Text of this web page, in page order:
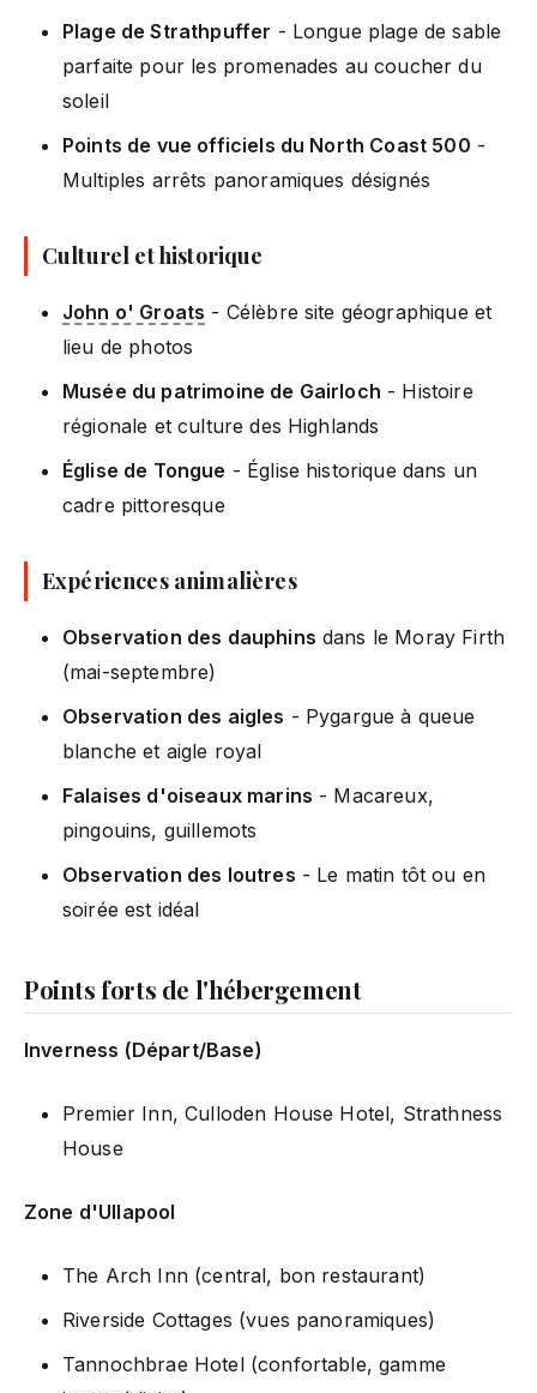
Plage de Strathpuffer - Longue plage de sable
parfaite pour les promenades au coucher du
soleil
Points de vue officiels du North Coast 500 -
Multiples arrêts panoramiques désignés
Culturel et historique
John o' Groats - Célèbre site géographique et
lieu de photos
Musée du patrimoine de Gairloch - Histoire
régionale et culture des Highlands
Église de Tongue - Église historique dans un
cadre pittoresque
Expériences animalières
Observation des dauphins dans le Moray Firth
(mai-septembre)
Observation des aigles - Pygargue à queue
blanche et aigle royal
Falaises d'oiseaux marins - Macareux,
pingouins, guillemots
Observation des loutres - Le matin tôt ou en
soirée est idéal
Points forts de l'hébergement
Inverness (Départ/Base)
Premier Inn, Culloden House Hotel, Strathness
House
Zone d'Ullapool
The Arch Inn (central, bon restaurant)
Riverside Cottages (vues panoramiques)
Tannochbrae Hotel (confortable, gamme